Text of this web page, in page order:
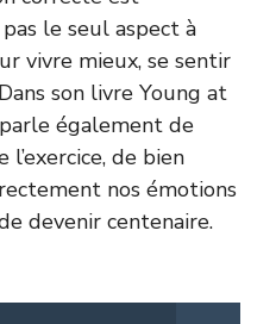
le seul aspect à
vivre mieux, se sentir
son livre Young at
également de
l’exercice, de bien
nos émotions
devenir centenaire.